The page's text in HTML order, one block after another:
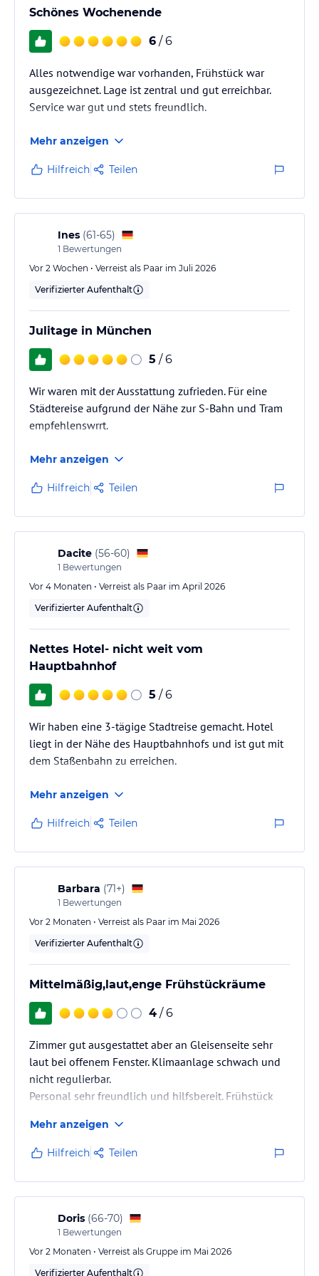
Schönes Wochenende
6 / 6
Alles notwendige war vorhanden, Frühstück war
ausgezeichnet. Lage ist zentral und gut erreichbar.
Service war gut und stets freundlich.
Mehr anzeigen
Hilfreich Teilen
Ines (61-65)
1 Bewertungen
Vor 2 Wochen • Verreist als Paar im Juli 2026
Verifizierter Aufenthalt
Julitage in München
5 / 6
Wir waren mit der Ausstattung zufrieden. Für eine
Städtereise aufgrund der Nähe zur S-Bahn und Tram
empfehlenswrrt.
Mehr anzeigen
Hilfreich Teilen
Dacite (56-60)
1 Bewertungen
Vor 4 Monaten • Verreist als Paar im April 2026
Verifizierter Aufenthalt
Nettes Hotel- nicht weit vom
Hauptbahnhof
5 / 6
Wir haben eine 3-tägige Stadtreise gemacht. Hotel
liegt in der Nähe des Hauptbahnhofs und ist gut mit
dem Staßenbahn zu erreichen.
Mehr anzeigen
Hilfreich Teilen
Barbara (71+)
1 Bewertungen
Vor 2 Monaten • Verreist als Paar im Mai 2026
Verifizierter Aufenthalt
Mittelmäßig,laut,enge Frühstückräume
4 / 6
Zimmer gut ausgestattet aber an Gleisenseite sehr
laut bei offenem Fenster. Klimaanlage schwach und
nicht regulierbar.
Personal sehr freundlich und hilfsbereit. Frühstück
Das Zimmer wurde kein einziges Mal gereinigt,nur
neue Handtücher gegeben(4 Nächte)
Mehr anzeigen
Hilfreich Teilen
Doris (66-70)
1 Bewertungen
Vor 2 Monaten • Verreist als Gruppe im Mai 2026
Verifizierter Aufenthalt